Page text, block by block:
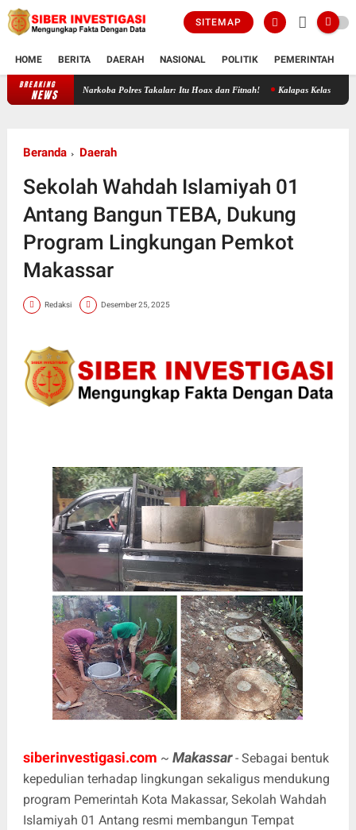
SITEMAP
HOME BERITA DAERAH NASIONAL POLITIK PEMERINTAH
BREAKING
NEWSAkun Facebook Sebarkan Isu Tangkap Lepas Narkoba, Kasat Narkoba Polres
Beranda Daerah
Sekolah Wahdah Islamiyah 01
Antang Bangun TEBA, Dukung
Program Lingkungan Pemkot
Makassar
Redaksi Desember 25, 2025
siberinvestigasi.com ~ Makassar- Sebagai bentuk
kepedulian terhadap lingkungan sekaligus mendukung
program Pemerintah Kota Makassar, Sekolah Wahdah
Islamiyah 01 Antang resmi membangun Tempat